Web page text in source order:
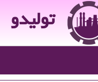
تولیدو